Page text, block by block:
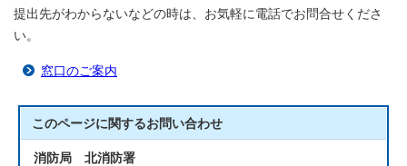
提出先がわからないなどの時は、お気軽に電話でお問合せくださ
い。
窓口のご案内
このページに関するお問い合わせ
消防局 北消防署